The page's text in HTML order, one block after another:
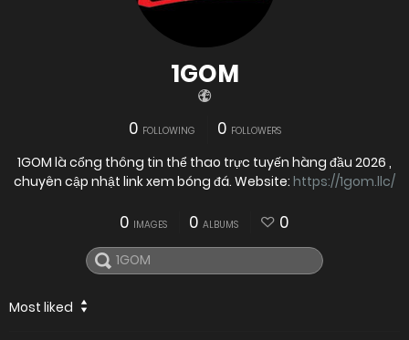
1GOM
0 FOLLOWING 0 FOLLOWERS
1GOM là cổng thông tin thể thao trực tuyến hàng đầu 2026 ,
chuyên cập nhật link xem bóng đá. Website: https://1gom.llc/
0 IMAGES 0 ALBUMS 0
Most liked